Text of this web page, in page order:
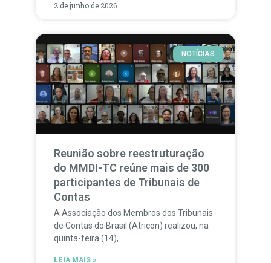
2 de junho de 2026
NOTÍCIAS
Reunião sobre reestruturação
do MMDI-TC reúne mais de 300
participantes de Tribunais de
Contas
A Associação dos Membros dos Tribunais
de Contas do Brasil (Atricon) realizou, na
quinta-feira (14),
LEIA MAIS »